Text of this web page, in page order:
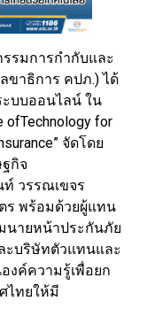
รมการกำกับและ
ขาธิการ คปภ.) ได้
ะบบออนไลน์ ใน
ofTechnology for
จัดโดย
กิจ
วรรณเขจร
ร พร้อมด้วยผู้แทน
นายหน้าประกันภัย
ะบริษัทตัวแทนและ
งค์ความรู้เพื่อยก
ไทยให้มี